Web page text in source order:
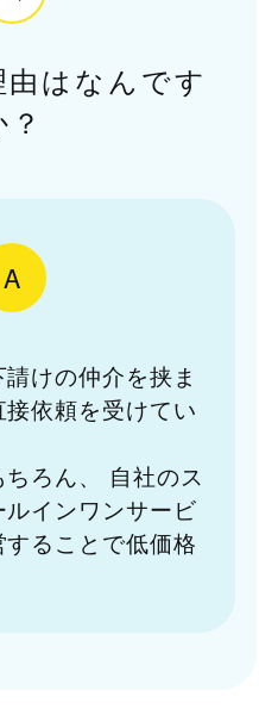
はなんです
A
けの仲介を挟ま
依頼を受けてい
ろん、
自社のス
インワンサービ
ることで低価格